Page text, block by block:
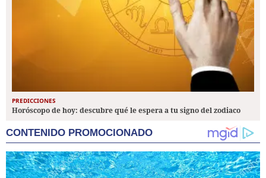
PREDICCIONES
Horóscopo de hoy: descubre qué le espera a tu signo del zodiaco
CONTENIDO PROMOCIONADO